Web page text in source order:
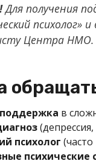
Для получения
Центра НМО.
в
психолог